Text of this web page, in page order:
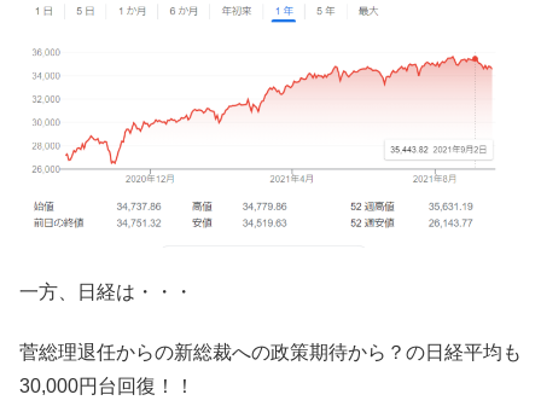
一方、日経は・・・
菅総理退任からの新総裁への政策期待から？の日経平均も
30,000円台回復！！